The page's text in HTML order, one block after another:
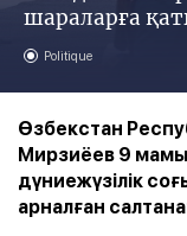
шараларға
Politique
Өзбекстан
Мирзиёев 9
дүниежүзілік
арналған